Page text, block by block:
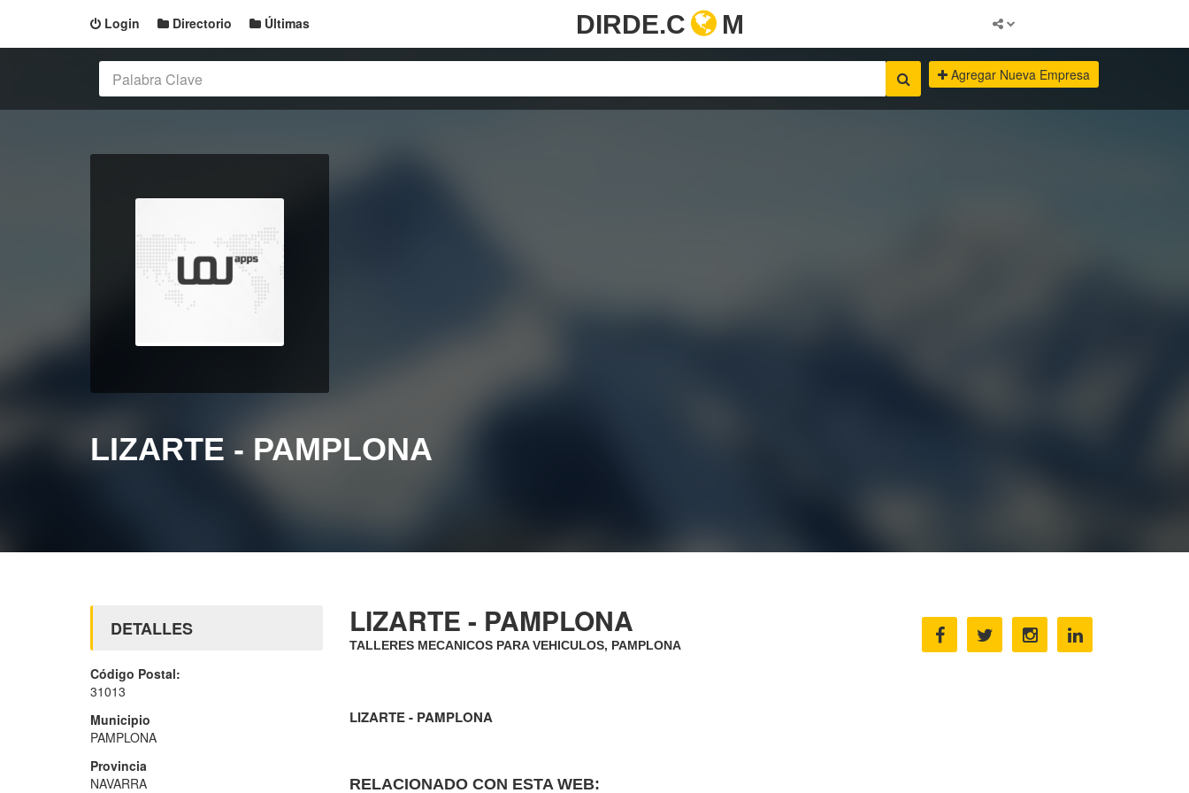
Login Directorio Últimas DIRDE.C M
Agregar Nueva Empresa
LIZARTE - PAMPLONA
LIZARTE - PAMPLONA
TALLERES MECANICOS PARA VEHICULOS, PAMPLONA
LIZARTE - PAMPLONA
RELACIONADO CON ESTA WEB:
DETALLES
Código Postal:
31013
Municipio
PAMPLONA
Provincia
NAVARRA